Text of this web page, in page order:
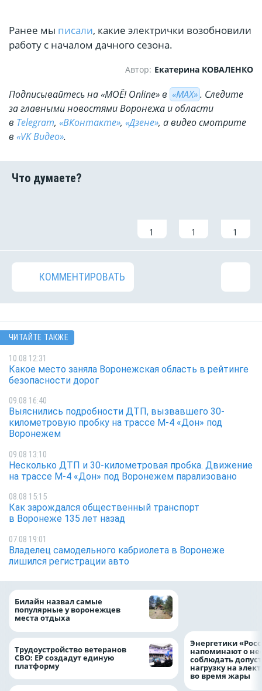
Ранее мы писали, какие электрички возобновили
работу с началом дачного сезона.
Автор: Екатерина КОВАЛЕНКО
Подписывайтесь на «МОЁ! Online» в «МАХ». Cледите
за главными новостями Воронежа и области
в Telegram, «ВКонтакте», «Дзене», а видео смотрите
в «VK Видео».
1 1 1
КОММЕНТИРОВАТЬ
ЧИТАЙТЕ ТАКЖЕ
10.08 12:31
Какое место заняла Воронежская область в рейтинге
безопасности дорог
09.08 16:40
Выяснились подробности ДТП, вызвавшего 30-
километровую пробку на трассе М-4 «Дон» под
Воронежем
09.08 13:10
Несколько ДТП и 30-километровая пробка. Движение
на трассе М-4 «Дон» под Воронежем парализовано
08.08 15:15
Как зарождался общественный транспорт
в Воронеже 135 лет назад
07.08 19:01
Владелец самодельного кабриолета в Воронеже
лишился регистрации авто
Билайн назвал самые
популярные у воронежцев
места отдыха
Трудоустройство ветеранов
СВО: ЕР создадут единую
платформу
Энергетики
напоминают о
соблюдать
нагрузку на
во время жары